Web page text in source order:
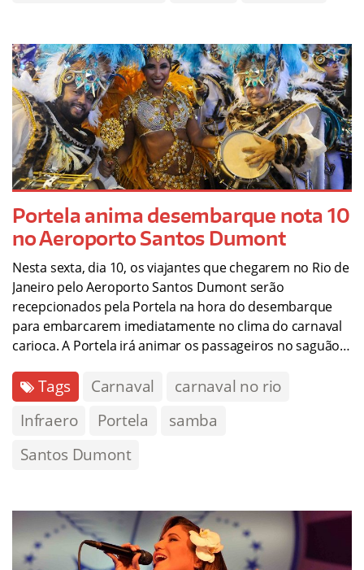
Portela anima desembarque nota 10
no Aeroporto Santos Dumont
Nesta sexta, dia 10, os viajantes que chegarem no Rio de
Janeiro pelo Aeroporto Santos Dumont serão
recepcionados pela Portela na hora do desembarque
para embarcarem imediatamente no clima do carnaval
carioca. A Portela irá animar os passageiros no saguão…
Tags Carnaval
carnaval no rio
Infraero
Portela
samba
Santos Dumont